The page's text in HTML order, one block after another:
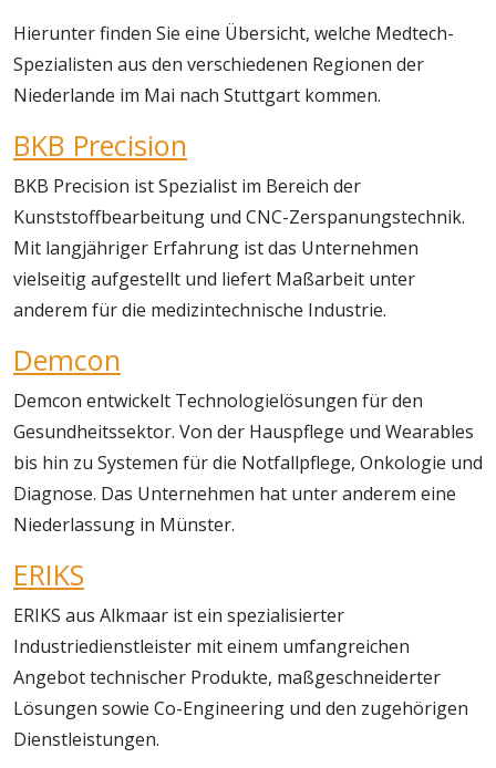
Hierunter finden Sie eine Übersicht, welche Medtech-
Spezialisten aus den verschiedenen Regionen der
Niederlande im Mai nach Stuttgart kommen.
BKB Precision
BKB Precision ist Spezialist im Bereich der
Kunststoffbearbeitung und CNC-Zerspanungstechnik.
Mit langjähriger Erfahrung ist das Unternehmen
vielseitig aufgestellt und liefert Maßarbeit unter
anderem für die medizintechnische Industrie.
Demcon
Demcon entwickelt Technologielösungen für den
Gesundheitssektor. Von der Hauspflege und Wearables
bis hin zu Systemen für die Notfallpflege, Onkologie und
Diagnose. Das Unternehmen hat unter anderem eine
Niederlassung in Münster.
ERIKS
ERIKS aus Alkmaar ist ein spezialisierter
Industriedienstleister mit einem umfangreichen
Angebot technischer Produkte, maßgeschneiderter
Lösungen sowie Co-Engineering und den zugehörigen
Dienstleistungen.